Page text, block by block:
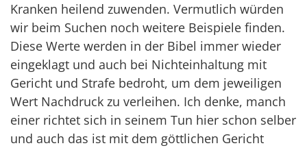
Kranken heilend zuwenden. Vermutlich würden
wir beim Suchen noch weitere Beispiele finden.
Diese Werte werden in der Bibel immer wieder
eingeklagt und auch bei Nichteinhaltung mit
Gericht und Strafe bedroht, um dem jeweiligen
Wert Nachdruck zu verleihen. Ich denke, manch
einer richtet sich in seinem Tun hier schon selber
und auch das ist mit dem göttlichen Gericht